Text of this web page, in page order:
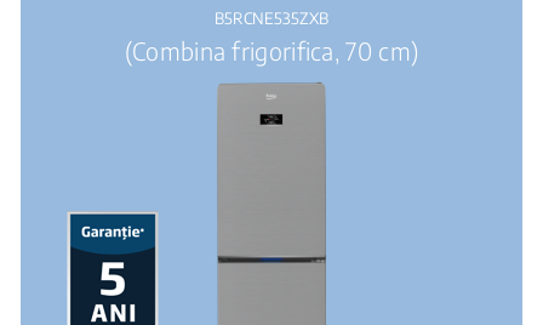
B5RCNE535ZXB
(Combina frigorifica, 70 cm)